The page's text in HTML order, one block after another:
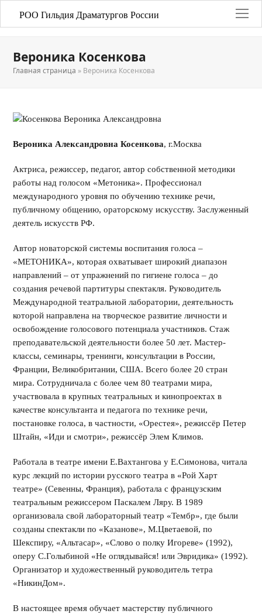
РОО Гильдия Драматургов России
Вероника Косенкова
Главная страница » Вероника Косенкова
Вероника Александровна Косенкова, г.Москва
Актриса, режиссер, педагог, автор собственной методики
работы над голосом «Метоника». Профессионал
международного уровня по обучению технике речи,
публичному общению, ораторскому искусству. Заслуженный
деятель искусств РФ.
Автор новаторской системы воспитания голоса –
«МЕТОНИКА», которая охватывает широкий диапазон
направлений – от упражнений по гигиене голоса – до
создания речевой партитуры спектакля. Руководитель
Международной театральной лаборатории, деятельность
которой направлена на творческое развитие личности и
освобождение голосового потенциала участников. Стаж
преподавательской деятельности более 50 лет. Мастер-
классы, семинары, тренинги, консультации в России,
Франции, Великобритании, США. Всего более 20 стран
мира. Сотрудничала с более чем 80 театрами мира,
участвовала в крупных театральных и кинопроектах в
качестве консультанта и педагога по технике речи,
постановке голоса, в частности, «Орестея», режиссёр Петер
Штайн, «Иди и смотри», режиссёр Элем Климов.
Работала в театре имени Е.Вахтангова у Е.Симонова, читала
курс лекций по истории русского театра в «Рой Харт
театре» (Севенны, Франция), работала с французским
театральным режиссером Паскалем Ляру. В 1989
организовала свой лабораторный театр «Тембр», где были
созданы спектакли по «Казанове», М.Цветаевой, по
Шекспиру, «Альтасар», «Слово о полку Игореве» (1992),
оперу С.Голыбиной «Не оглядывайся! или Эвридика» (1992).
Организатор и художественный руководитель тетра
«НикинДом».
В настоящее время обучает мастерству публичного